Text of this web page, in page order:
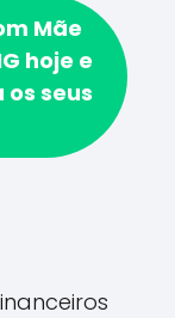
Mãe
hoje e
seus